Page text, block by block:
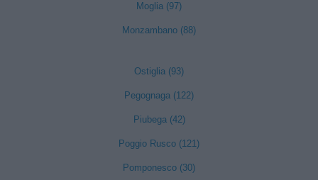
Moglia (97)
Monzambano (88)
Ostiglia (93)
Pegognaga (122)
Piubega (42)
Poggio Rusco (121)
Pomponesco (30)